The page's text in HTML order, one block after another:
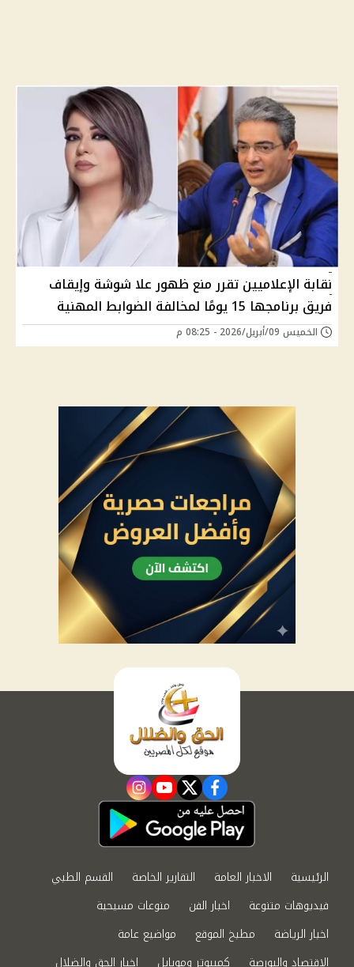
نقابة الإعلاميين تقرر منع ظهور علا شوشة وإيقاف
فريق برنامجها 15 يومًا لمخالفة الضوابط المهنية
الخميس 09/أبريل/2026 - 08:25 م
facebook
twitter
youtube
instagram
الرئيسية الاخبار العامة التقارير الخاصة
القسم الطبي
فيديوهات متنوعة
اخبار الفن
منوعات مسيحية
اخبار الرياضة
مطبخ الموقع
مواضيع عامة
الاقتصاد والبورصة
كمبيوتر وموبايل اخبار الحق والضلال